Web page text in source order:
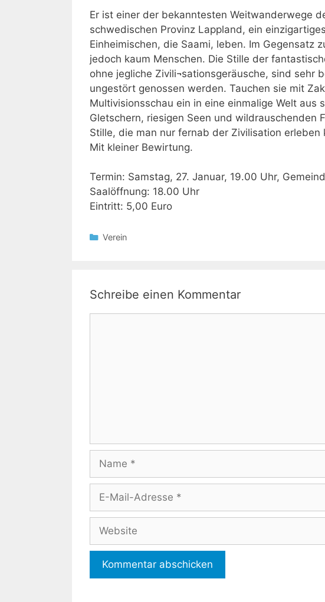
Er ist einer der bekanntesten Weitwanderwege
schwedischen Provinz Lappland, ein
Einheimischen, die Saami, leben. Im Gegensatz
jedoch kaum Menschen. Die Stille der
ohne jegliche Zivili¬sationsgeräusche, sind sehr
ungestört genossen werden. Tauchen sie mit
Multivisionsschau ein in eine einmalige Welt aus
Gletschern, riesigen Seen und wildrauschenden
Stille, die man nur fernab der Zivilisation erleben
Mit kleiner Bewirtung.
Termin: Samstag, 27. Januar, 19.00 Uhr,
Saalöffnung: 18.00 Uhr
Eintritt: 5,00 Euro
Kategorien
Verein
Schreibe einen Kommentar
Name
Adresse
Website